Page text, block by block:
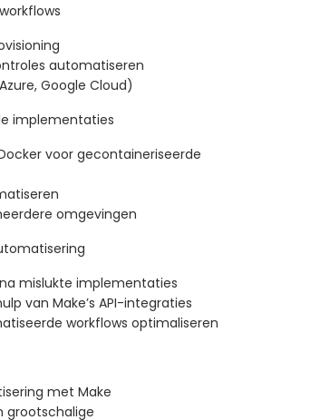
automatiseren
Google Cloud)
implementaties
voor gecontaineriseerde
omgevingen
mislukte implementaties
van Make’s API-integraties
workflows optimaliseren
met Make
grootschalige